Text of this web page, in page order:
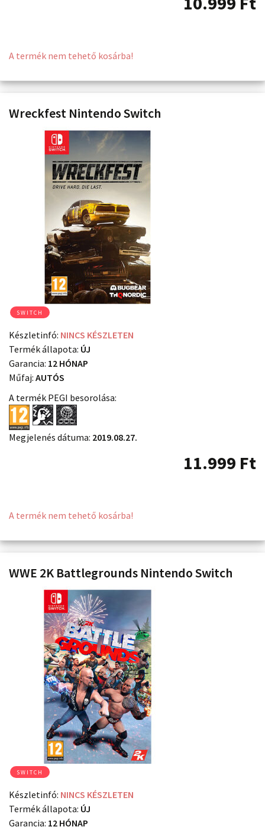
A termék nem tehető kosárba!
Wreckfest Nintendo Switch
SWITCH
Készletinfó: NINCS KÉSZLETEN
Termék állapota: ÚJ
Garancia: 12 HÓNAP
Műfaj: AUTÓS
A termék PEGI besorolása:
Megjelenés dátuma: 2019.08.27.
11.999 Ft
A termék nem tehető kosárba!
WWE 2K Battlegrounds Nintendo Switch
SWITCH
Készletinfó: NINCS KÉSZLETEN
Termék állapota: ÚJ
Garancia: 12 HÓNAP